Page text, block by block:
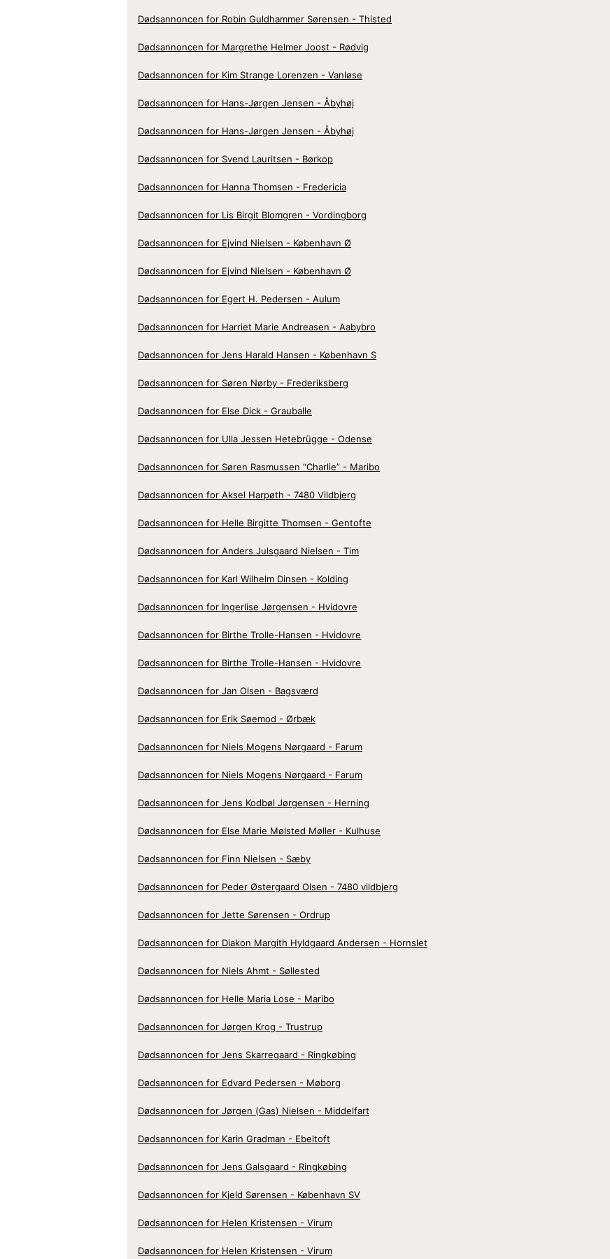
Dødsannoncen for Robin Guldhammer Sørensen - Thisted
Dødsannoncen for Margrethe Helmer Joost - Rødvig
Dødsannoncen for Kim Strange Lorenzen - Vanløse
Dødsannoncen for Hans-Jørgen Jensen - Åbyhøj
Dødsannoncen for Hans-Jørgen Jensen - Åbyhøj
Dødsannoncen for Svend Lauritsen - Børkop
Dødsannoncen for Hanna Thomsen - Fredericia
Dødsannoncen for Lis Birgit Blomgren - Vordingborg
Dødsannoncen for Ejvind Nielsen - København Ø
Dødsannoncen for Ejvind Nielsen - København Ø
Dødsannoncen for Egert H. Pedersen - Aulum
Dødsannoncen for Harriet Marie Andreasen - Aabybro
Dødsannoncen for Jens Harald Hansen - København S
Dødsannoncen for Søren Nørby - Frederiksberg
Dødsannoncen for Else Dick - Grauballe
Dødsannoncen for Ulla Jessen Hetebrügge - Odense
Dødsannoncen for Søren Rasmussen “Charlie” - Maribo
Dødsannoncen for Aksel Harpøth - 7480 Vildbjerg
Dødsannoncen for Helle Birgitte Thomsen - Gentofte
Dødsannoncen for Anders Julsgaard Nielsen - Tim
Dødsannoncen for Karl Wilhelm Dinsen - Kolding
Dødsannoncen for Ingerlise Jørgensen - Hvidovre
Dødsannoncen for Birthe Trolle-Hansen - Hvidovre
Dødsannoncen for Birthe Trolle-Hansen - Hvidovre
Dødsannoncen for Jan Olsen - Bagsværd
Dødsannoncen for Erik Søemod - Ørbæk
Dødsannoncen for Niels Mogens Nørgaard - Farum
Dødsannoncen for Niels Mogens Nørgaard - Farum
Dødsannoncen for Jens Kodbøl Jørgensen - Herning
Dødsannoncen for Else Marie Mølsted Møller - Kulhuse
Dødsannoncen for Finn Nielsen - Sæby
Dødsannoncen for Peder Østergaard Olsen - 7480 vildbjerg
Dødsannoncen for Jette Sørensen - Ordrup
Dødsannoncen for Diakon Margith Hyldgaard Andersen - Hornslet
Dødsannoncen for Niels Ahmt - Søllested
Dødsannoncen for Helle Maria Lose - Maribo
Dødsannoncen for Jørgen Krog - Trustrup
Dødsannoncen for Jens Skarregaard - Ringkøbing
Dødsannoncen for Edvard Pedersen - Møborg
Dødsannoncen for Jørgen (Gas) Nielsen - Middelfart
Dødsannoncen for Karin Gradman - Ebeltoft
Dødsannoncen for Jens Galsgaard - Ringkøbing
Dødsannoncen for Kjeld Sørensen - København SV
Dødsannoncen for Helen Kristensen - Virum
Dødsannoncen for Helen Kristensen - Virum